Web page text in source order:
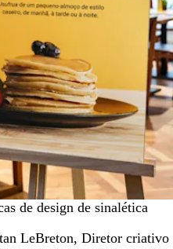
de design de sinalética
LeBreton, Diretor criativo